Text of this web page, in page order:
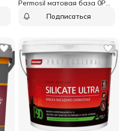
Permosil матовая база 0P
Подписаться